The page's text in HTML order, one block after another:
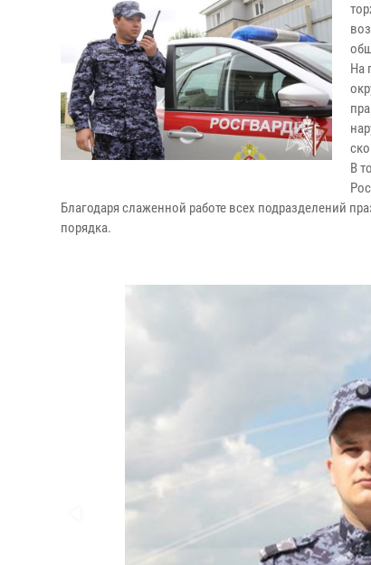
На
В
Благодаря слаженной работе всех подразделений
порядка.